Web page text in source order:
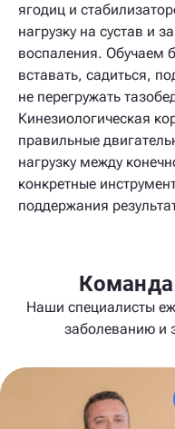
ягодиц и
нагрузку на сустав и
воспаления. Обучаем
вставать, садиться,
не перегружать
Кинезиологическая
правильные
нагрузку между
конкретные
поддержания
Команда
Наши специалисты
заболеванию и